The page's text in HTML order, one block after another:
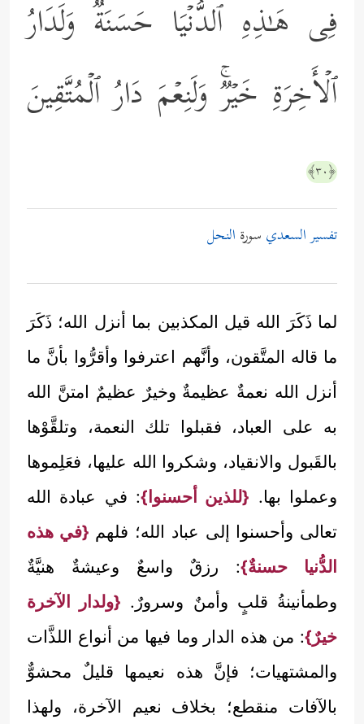
فِی هَـٰذِهِ ٱلدُّنۡیَا حَسَنَةࣱۚ وَلَدَارُ
ٱلۡأَخِرَةِ خَیۡرࣱۚ وَلَنِعۡمَ دَارُ ٱلۡمُتَّقِینَ
﴿٣٠﴾
تفسير السعدي سورة النحل
لما ذَكَرَ الله قيل المكذبين بما أنزل الله؛ ذَكَرَ
ما قاله المتَّقون، وأنَّهم اعترفوا وأقرُّوا بأنَّ ما
أنزل الله نعمةٌ عظيمةٌ وخيرٌ عظيمٌ امتنَّ الله
به على العباد، فقبلوا تلك النعمة، وتلقَّوْها
بالقَبول والانقياد، وشكروا الله عليها، فعَلِموها
وعملوا بها. {للذين أحسنوا}: في عبادة الله
تعالى وأحسنوا إلى عباد الله؛ فلهم {في هذه
الدُّنيا حسنةٌ}: رزقٌ واسعٌ وعيشةٌ هنيَّةٌ
وطمأنينةُ قلبٍ وأمنٌ وسرورٌ. {ولدار الآخرة
خيرٌ}: من هذه الدار وما فيها من أنواع اللذَّات
والمشتهيات؛ فإنَّ هذه نعيمها قليلٌ محشوٌّ
بالآفات منقطع؛ بخلاف نعيم الآخرة، ولهذا